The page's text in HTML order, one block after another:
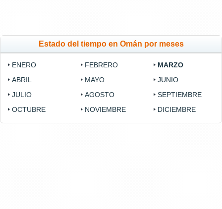
Estado del tiempo en Omán por meses
ENERO FEBRERO
MARZO
ABRIL
MAYO
JUNIO
JULIO
AGOSTO
SEPTIEMBRE
OCTUBRE
NOVIEMBRE DICIEMBRE